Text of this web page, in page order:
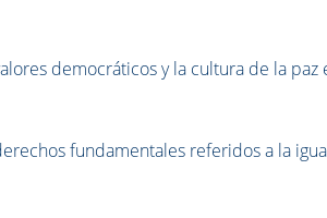
democráticos y la cultura de la paz
fundamentales referidos a la